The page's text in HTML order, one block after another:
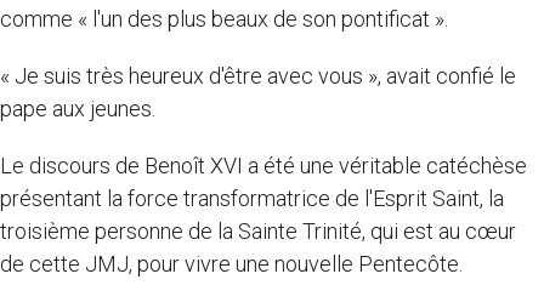
comme « l'un des plus beaux de son pontificat ».
« Je suis très heureux d'être avec vous », avait confié le
pape aux jeunes.
Le discours de Benoît XVI a été une véritable catéchèse
présentant la force transformatrice de l'Esprit Saint, la
troisième personne de la Sainte Trinité, qui est au cœur
de cette JMJ, pour vivre une nouvelle Pentecôte.